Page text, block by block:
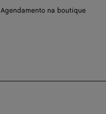
Agendamento na boutique